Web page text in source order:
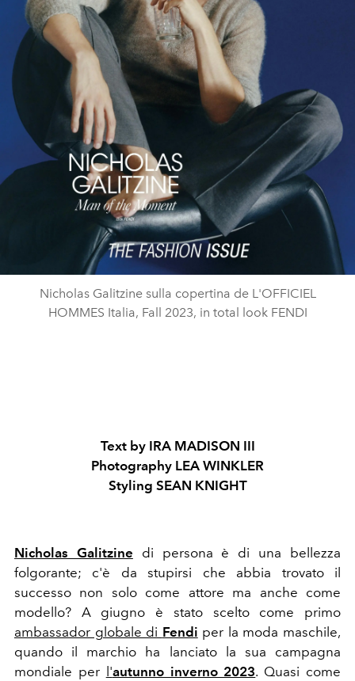
Nicholas Galitzine sulla copertina de L'OFFICIEL
HOMMES Italia, Fall 2023, in total look FENDI
Text by IRA MADISON III
Photography LEA WINKLER
Styling SEAN KNIGHT
Nicholas Galitzine di persona è di una bellezza
folgorante; c'è da stupirsi che abbia trovato il
successo non solo come attore ma anche come
modello? A giugno è stato scelto come primo
ambassador globale di Fendi per la moda maschile,
quando il marchio ha lanciato la sua campagna
mondiale per
l'autunno inverno 2023. Quasi come